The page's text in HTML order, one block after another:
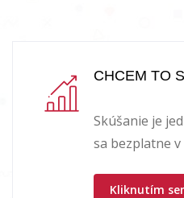
CHCEM TO
Skúšanie je
sa bezplatne v
Kliknutím